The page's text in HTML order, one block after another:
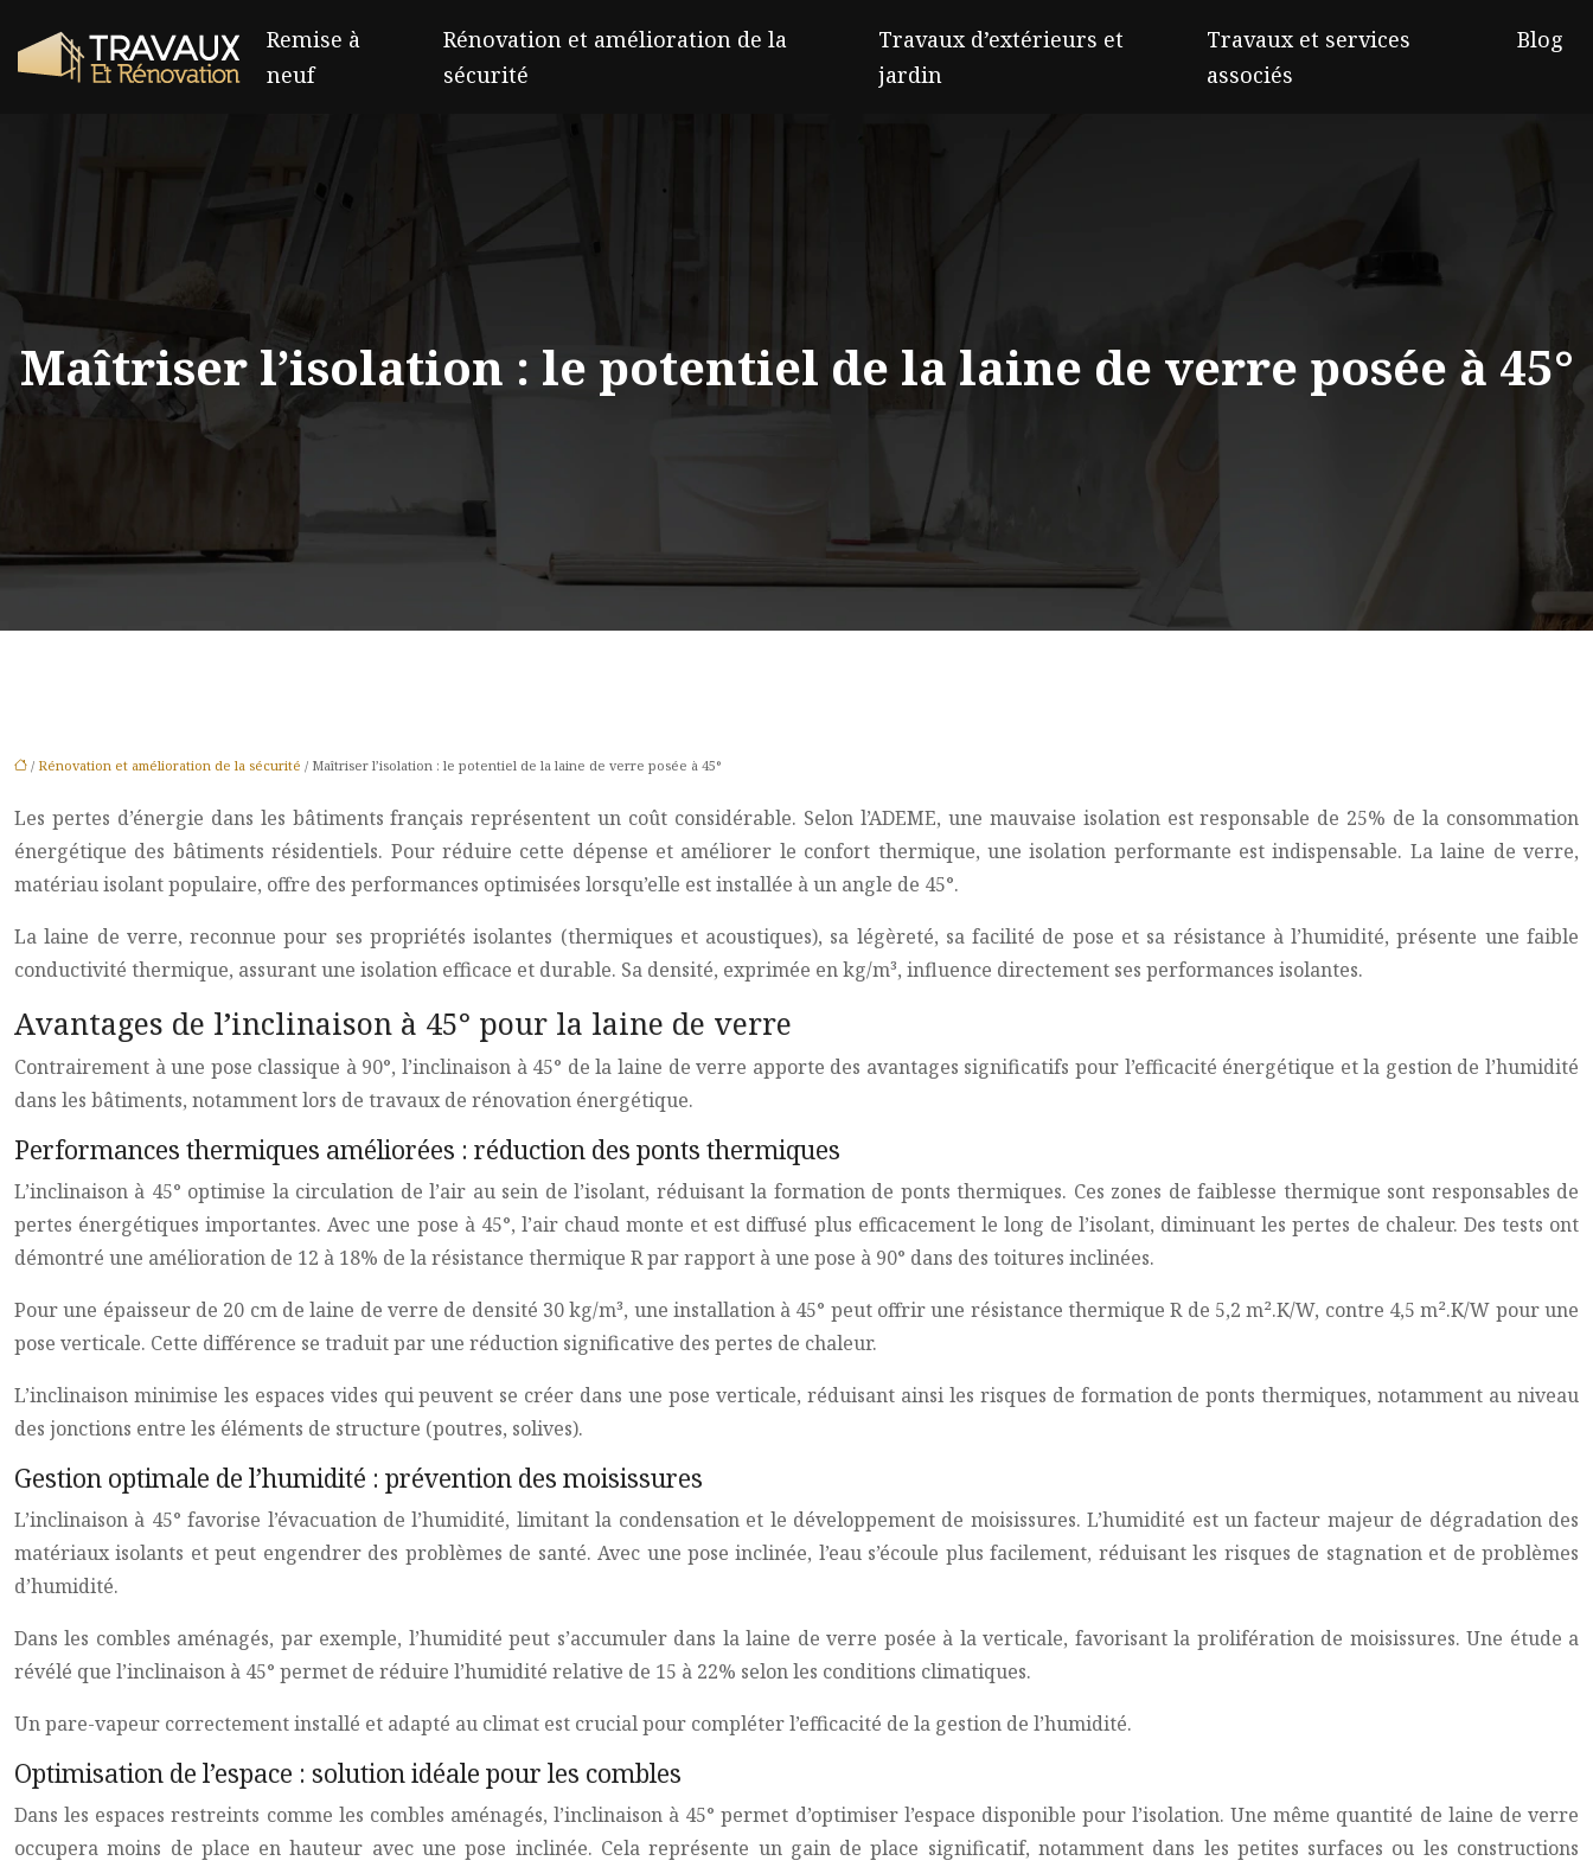
Remise à
neuf
Rénovation et amélioration de la
sécurité
Travaux d’extérieurs et
jardin
Travaux et services
associés
Blog
Maîtriser l’isolation : le potentiel de la laine de verre posée à 45°
/ Rénovation et amélioration de la sécurité / Maîtriser l’isolation : le potentiel de la laine de verre posée à 45°
Les pertes d’énergie dans les bâtiments français représentent un coût considérable. Selon l’ADEME, une mauvaise isolation est responsable de 25% de la consommation
énergétique des bâtiments résidentiels. Pour réduire cette dépense et améliorer le confort thermique, une isolation performante est indispensable. La laine de verre,
matériau isolant populaire, offre des performances optimisées lorsqu’elle est installée à un angle de 45°.
La laine de verre, reconnue pour ses propriétés isolantes (thermiques et acoustiques), sa légèreté, sa facilité de pose et sa résistance à l’humidité, présente une faible
conductivité thermique, assurant une isolation efficace et durable. Sa densité, exprimée en kg/m³, influence directement ses performances isolantes.
Avantages de l’inclinaison à 45° pour la laine de verre
Contrairement à une pose classique à 90°, l’inclinaison à 45° de la laine de verre apporte des avantages significatifs pour l’efficacité énergétique et la gestion de l’humidité
dans les bâtiments, notamment lors de travaux de rénovation énergétique.
Performances thermiques améliorées : réduction des ponts thermiques
L’inclinaison à 45° optimise la circulation de l’air au sein de l’isolant, réduisant la formation de ponts thermiques. Ces zones de faiblesse thermique sont responsables de
pertes énergétiques importantes. Avec une pose à 45°, l’air chaud monte et est diffusé plus efficacement le long de l’isolant, diminuant les pertes de chaleur. Des tests ont
démontré une amélioration de 12 à 18% de la résistance thermique R par rapport à une pose à 90° dans des toitures inclinées.
Pour une épaisseur de 20 cm de laine de verre de densité 30 kg/m³, une installation à 45° peut offrir une résistance thermique R de 5,2 m².K/W, contre 4,5 m².K/W pour une
pose verticale. Cette différence se traduit par une réduction significative des pertes de chaleur.
L’inclinaison minimise les espaces vides qui peuvent se créer dans une pose verticale, réduisant ainsi les risques de formation de ponts thermiques, notamment au niveau
des jonctions entre les éléments de structure (poutres, solives).
Gestion optimale de l’humidité : prévention des moisissures
L’inclinaison à 45° favorise l’évacuation de l’humidité, limitant la condensation et le développement de moisissures. L’humidité est un facteur majeur de dégradation des
matériaux isolants et peut engendrer des problèmes de santé. Avec une pose inclinée, l’eau s’écoule plus facilement, réduisant les risques de stagnation et de problèmes
d’humidité.
Dans les combles aménagés, par exemple, l’humidité peut s’accumuler dans la laine de verre posée à la verticale, favorisant la prolifération de moisissures. Une étude a
révélé que l’inclinaison à 45° permet de réduire l’humidité relative de 15 à 22% selon les conditions climatiques.
Un pare-vapeur correctement installé et adapté au climat est crucial pour compléter l’efficacité de la gestion de l’humidité.
Optimisation de l’espace : solution idéale pour les combles
Dans les espaces restreints comme les combles aménagés, l’inclinaison à 45° permet d’optimiser l’espace disponible pour l’isolation. Une même quantité de laine de verre
occupera moins de place en hauteur avec une pose inclinée. Cela représente un gain de place significatif, notamment dans les petites surfaces ou les constructions